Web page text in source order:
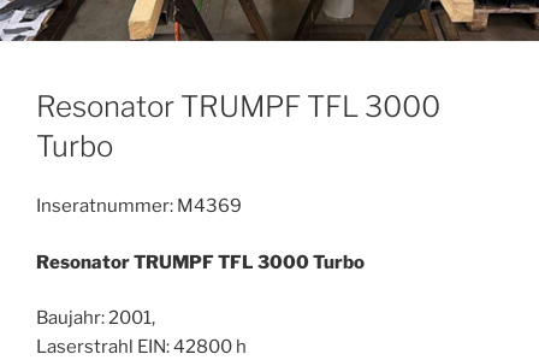
Resonator TRUMPF TFL 3000
Turbo
Inseratnummer: M4369
Resonator TRUMPF TFL 3000 Turbo
Baujahr: 2001,
Laserstrahl EIN: 42800 h